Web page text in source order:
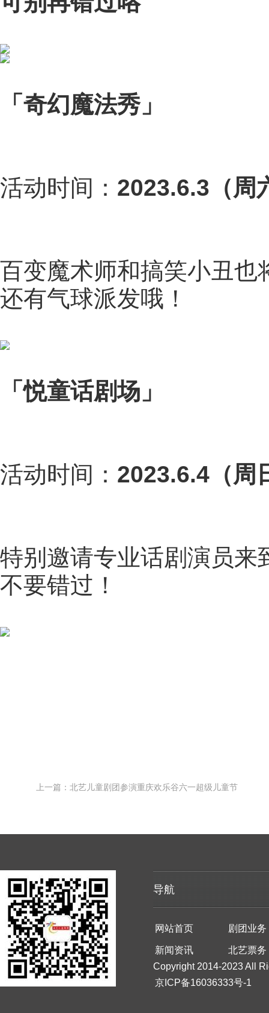
「奇幻魔法秀」
活动时间： 2023.6.3（周
百变魔术师和搞笑小丑也
还有气球派发哦！
「悦童话剧场」
活动时间： 2023.6.4（周
特别邀请专业话剧演员来
不要错过！
上一篇：北艺儿童剧团参演重庆欢乐谷六一超级儿童节
导航
网站首页 剧团业务
新闻资讯
北艺票务
Copyright 2014-2023 All
京ICP备16036333号-1